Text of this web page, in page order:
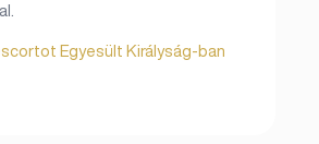
Egyesült Királyság-ban